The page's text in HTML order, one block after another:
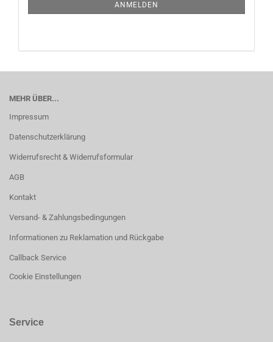
ANMELDEN
MEHR ÜBER...
Impressum
Datenschutzerklärung
Widerrufsrecht & Widerrufsformular
AGB
Kontakt
Versand- & Zahlungsbedingungen
Informationen zu Reklamation und Rückgabe
Callback Service
Cookie Einstellungen
Service